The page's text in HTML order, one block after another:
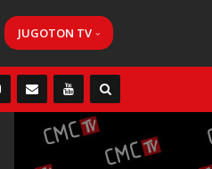
JUGOTON TV